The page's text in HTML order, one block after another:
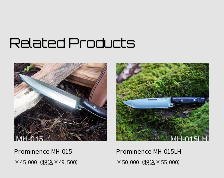
Related Products
Prominence MH-015
￥45,000（税込￥49,500）
Prominence MH-015LH
￥50,000（税込￥55,000）